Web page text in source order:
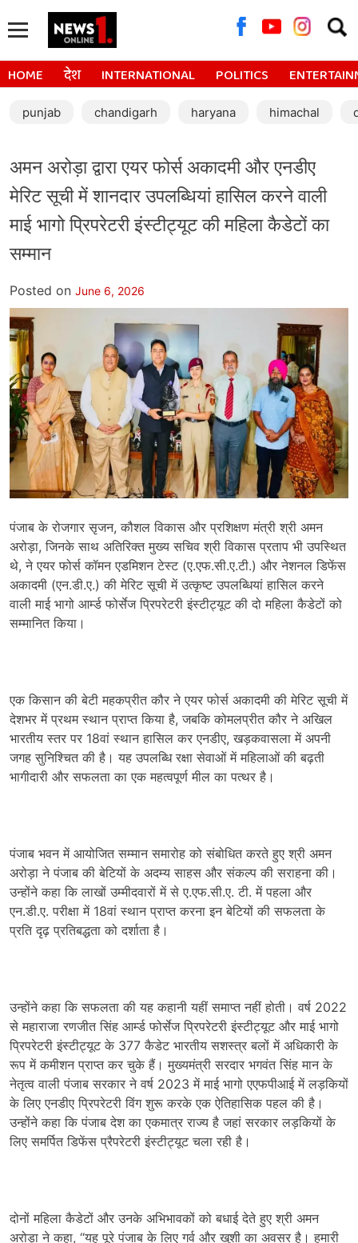
for:
HOME देश INTERNATIONAL POLITICS
punjab chandigarh haryana himachal
अमन अरोड़ा द्वारा एयर फोर्स अकादमी और एनडीए
मेरिट सूची में शानदार उपलब्धियां हासिल करने वाली
माई भागो प्रिपरेटरी इंस्टीट्यूट की महिला कैडेटों का
सम्मान
Posted on June 6, 2026
पंजाब के रोजगार सृजन, कौशल विकास और प्रशिक्षण मंत्री श्री अमन
अरोड़ा, जिनके साथ अतिरिक्त मुख्य सचिव श्री विकास प्रताप भी उपस्थित
थे, ने एयर फोर्स कॉमन एडमिशन टेस्ट (ए.एफ.सी.ए.टी.) और नेशनल डिफेंस
अकादमी (एन.डी.ए.) की मेरिट सूची में उत्कृष्ट उपलब्धियां हासिल करने
वाली माई भागो आर्म्ड फोर्सेज प्रिपरेटरी इंस्टीट्यूट की दो महिला कैडेटों को
सम्मानित किया।
एक किसान की बेटी महकप्रीत कौर ने एयर फोर्स अकादमी की मेरिट सूची में
देशभर में प्रथम स्थान प्राप्त किया है, जबकि कोमलप्रीत कौर ने अखिल
भारतीय स्तर पर 18वां स्थान हासिल कर एनडीए, खड़कवासला में अपनी
जगह सुनिश्चित की है। यह उपलब्धि रक्षा सेवाओं में महिलाओं की बढ़ती
भागीदारी और सफलता का एक महत्वपूर्ण मील का पत्थर है।
पंजाब भवन में आयोजित सम्मान समारोह को संबोधित करते हुए श्री अमन
अरोड़ा ने पंजाब की बेटियों के अदम्य साहस और संकल्प की सराहना की।
उन्होंने कहा कि लाखों उम्मीदवारों में से ए.एफ.सी.ए. टी. में पहला और
एन.डी.ए. परीक्षा में 18वां स्थान प्राप्त करना इन बेटियों की सफलता के
प्रति दृढ़ प्रतिबद्धता को दर्शाता है।
उन्होंने कहा कि सफलता की यह कहानी यहीं समाप्त नहीं होती। वर्ष 2022
से महाराजा रणजीत सिंह आर्म्ड फोर्सेज प्रिपरेटरी इंस्टीट्यूट और माई भागो
प्रिपरेटरी इंस्टीट्यूट के 377 कैडेट भारतीय सशस्त्र बलों में अधिकारी के
रूप में कमीशन प्राप्त कर चुके हैं। मुख्यमंत्री सरदार भगवंत सिंह मान के
नेतृत्व वाली पंजाब सरकार ने वर्ष 2023 में माई भागो एएफपीआई में लड़कियों
के लिए एनडीए प्रिपरेटरी विंग शुरू करके एक ऐतिहासिक पहल की है।
उन्होंने कहा कि पंजाब देश का एकमात्र राज्य है जहां सरकार लड़कियों के
लिए समर्पित डिफेंस प्रैपरेटरी इंस्टीट्यूट चला रही है।
दोनों महिला कैडेटों और उनके अभिभावकों को बधाई देते हुए श्री अमन
अरोड़ा ने कहा, “यह पूरे पंजाब के लिए गर्व और खुशी का अवसर है। हमारी